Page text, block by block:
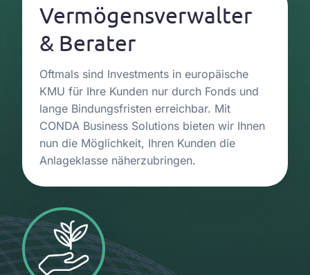
Vermögensverwalter
& Berater
Oftmals sind Investments in europäische
KMU für Ihre Kunden nur durch Fonds und
lange Bindungsfristen erreichbar. Mit
CONDA Business Solutions bieten wir Ihnen
nun die Möglichkeit, Ihren Kunden die
Anlageklasse näherzubringen.